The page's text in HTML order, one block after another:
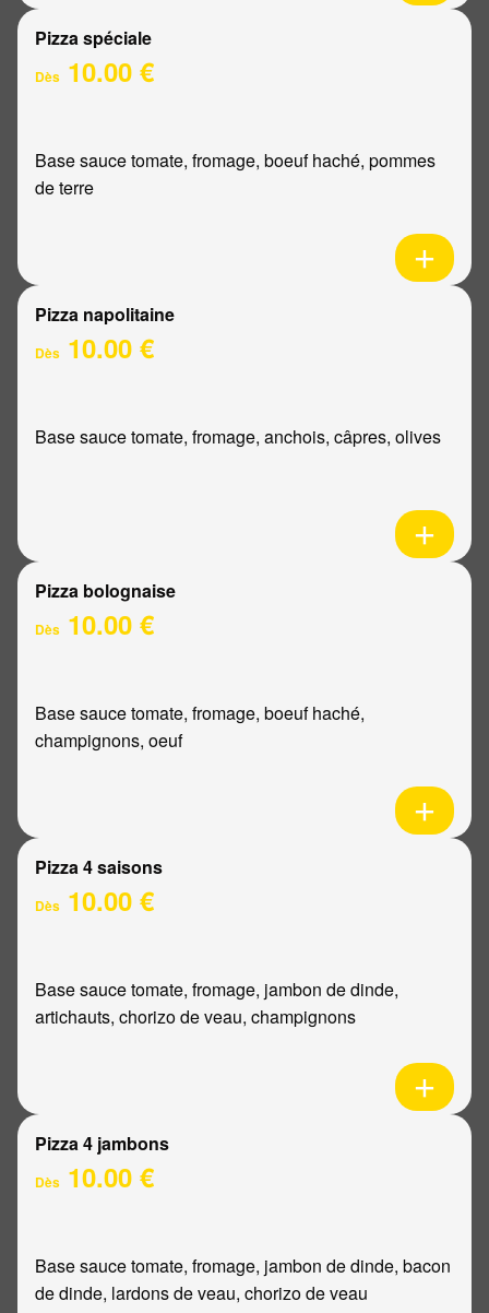
Pizza spéciale
Dès 10.00 €
Base sauce tomate, fromage, boeuf haché, pommes
de terre
Pizza napolitaine
Dès 10.00 €
Base sauce tomate, fromage, anchois, câpres, olives
Pizza bolognaise
Dès 10.00 €
Base sauce tomate, fromage, boeuf haché,
champignons, oeuf
Pizza 4 saisons
Dès 10.00 €
Base sauce tomate, fromage, jambon de dinde,
artichauts, chorizo de veau, champignons
Pizza 4 jambons
Dès 10.00 €
Base sauce tomate, fromage, jambon de dinde, bacon
de dinde, lardons de veau, chorizo de veau